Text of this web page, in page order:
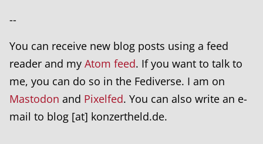
--
You can receive new blog posts using a feed
reader and my Atom feed. If you want to talk to
me, you can do so in the Fediverse. I am on
Mastodon and Pixelfed. You can also write an e-
mail to blog [at] konzertheld.de.